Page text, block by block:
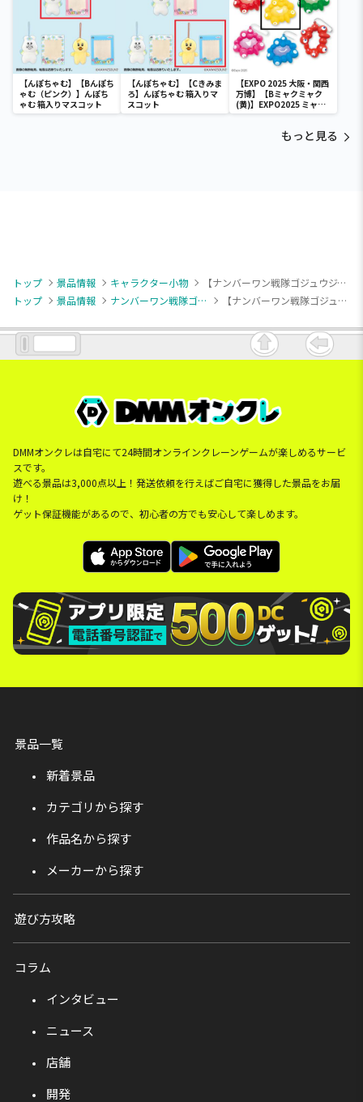
【んぽちゃむ】【Bんぽち
ゃむ（ピンク）】んぽち
ゃむ 箱入りマスコット
【んぽちゃむ】【Cきみま
ろ】んぽちゃむ 箱入りマ
スコット
【EXPO 2025 大阪・関西
万博】【Bミャクミャク
(黄)】EXPO2025 ミャク
ミャク カラフルスクイー
もっと見る
トップ 景品情報 キャラクター小物
【ナンバーワン戦隊ゴジュウジャー】【Aレッド・ウルフ】ナンバーワン戦隊ゴジュウジャー ちびぐるみ
トップ
景品情報 ナンバーワン戦隊ゴジュウジャー 【ナンバーワン戦隊ゴジュウジャー】【Aレッド・ウルフ】ナンバーワン戦隊ゴジュウジャー ちびぐるみ
DMMオンクレは自宅にて24時間オンラインクレーンゲームが楽しめるサービ
スです。
遊べる景品は3,000点以上！発送依頼を行えばご自宅に獲得した景品をお届
け！
ゲット保証機能があるので、初心者の方でも安心して楽しめます。
景品一覧
新着景品
カテゴリから探す
作品名から探す
メーカーから探す
遊び方攻略
コラム
インタビュー
ニュース
店舗
開発